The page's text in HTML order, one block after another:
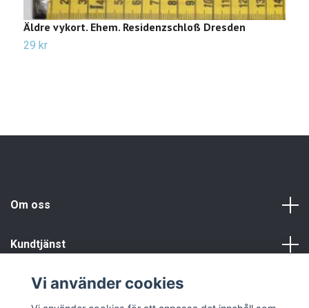
Äldre vykort. Ehem. Residenzschloß Dresden
29 kr
Om oss
Kundtjänst
Vi använder cookies